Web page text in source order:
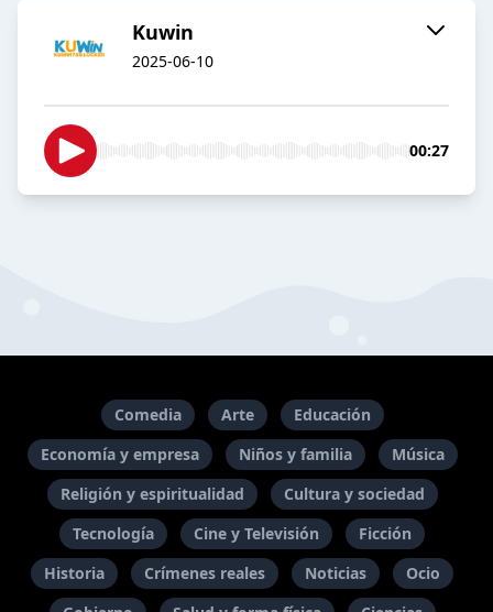
Kuwin
2025-06-10
00:27
Comedia Arte
Educación
Economía y empresa
Niños y familia
Música
Religión y espiritualidad
Cultura y sociedad
Tecnología
Cine y Televisión
Ficción
Historia
Crímenes reales Noticias
Ocio